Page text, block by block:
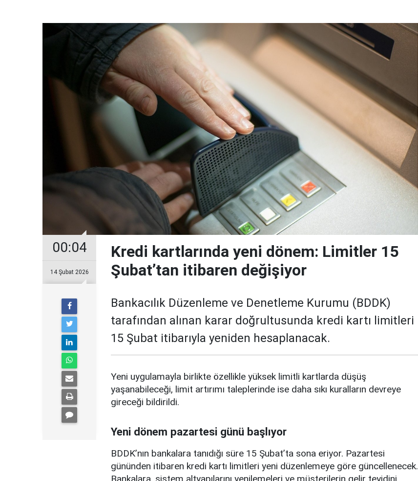
00:04
14 Şubat 2026
Kredi kartlarında yeni dönem: Limitler 15
Şubat’tan itibaren değişiyor
Bankacılık Düzenleme ve Denetleme Kurumu (BDDK)
tarafından alınan karar doğrultusunda kredi kartı limitleri
15 Şubat itibarıyla yeniden hesaplanacak.
Yeni uygulamayla birlikte özellikle yüksek limitli kartlarda düşüş
yaşanabileceği, limit artırımı taleplerinde ise daha sıkı kuralların devreye
gireceği bildirildi.
Yeni dönem pazartesi günü başlıyor
BDDK’nın bankalara tanıdığı süre 15 Şubat’ta sona eriyor. Pazartesi
gününden itibaren kredi kartı limitleri yeni düzenlemeye göre güncellenecek.